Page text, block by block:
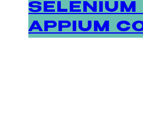
SELENIUM
APPIUM